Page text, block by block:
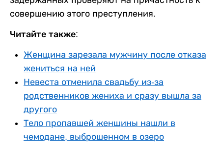
совершению этого преступления.
Читайте также:
Женщина зарезала мужчину после отказа
жениться на ней
Невеста отменила свадьбу из-за
родственников жениха и сразу вышла за
другого
Тело пропавшей женщины нашли в
чемодане, выброшенном в озеро